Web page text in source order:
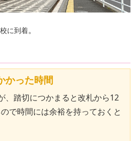
に到着。
かった時間
、踏切につかまると改札から12
で時間には余裕を持っておくと